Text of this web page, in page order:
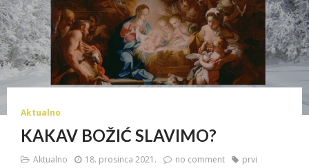
Aktualno
KAKAV BOŽIĆ SLAVIMO?
Aktualno 18. prosinca 2021. no comment prvi